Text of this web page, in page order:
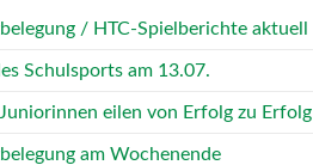
/ HTC-Spielberichte aktuell
Schulsports am 13.07.
eilen von Erfolg zu Erfolg
am Wochenende